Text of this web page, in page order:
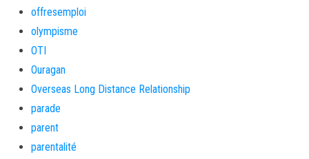
offresemploi
olympisme
OTI
Ouragan
Overseas Long Distance Relationship
parade
parent
parentalité